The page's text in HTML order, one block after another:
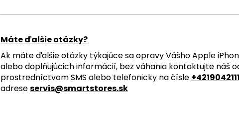
Máte ďalšie otázky?
Ak máte ďalšie otázky týkajúce sa opravy Vášho Apple
alebo doplňujúcich informácií, bez váhania kontaktujte náš
prostredníctvom SMS alebo telefonicky na čísle
adreseservis@smartstores.sk